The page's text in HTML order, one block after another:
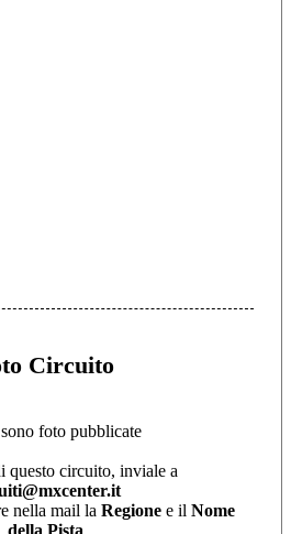
Circuito
foto pubblicate
questo circuito, inviale a
nella mail la Regionee il Nome
della Pista